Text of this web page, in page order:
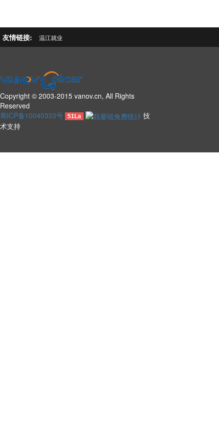
友情链接: 温江就业
Copyright © 2003-2015 vanov.cn, All Rights
Reserved
蜀ICP备10040333号
51La
技
术支持